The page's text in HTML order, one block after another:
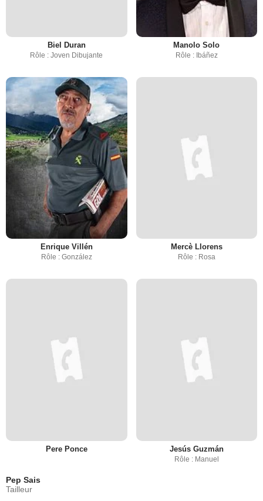
Biel Duran
Rôle : Joven Dibujante
Manolo Solo
Rôle : Ibáñez
Enrique Villén
Rôle : González
Mercè Llorens
Rôle : Rosa
Pere Ponce Jesús Guzmán
Rôle : Manuel
Pep Sais
Tailleur